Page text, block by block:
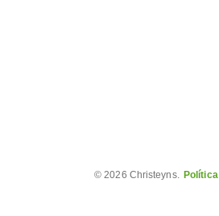
© 2026 Christeyns.